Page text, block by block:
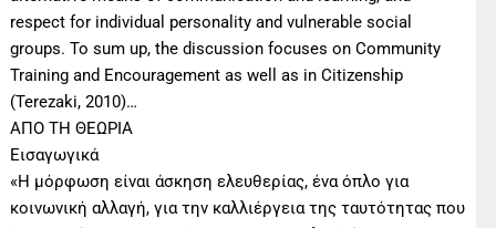
respect for individual personality and vulnerable social
groups. To sum up, the discussion focuses on Community
Training and Encouragement as well as in Citizenship
(Terezaki, 2010)…
ΑΠΟ ΤΗ ΘΕΩΡΙΑ
Εισαγωγικά
«Η μόρφωση είναι άσκηση ελευθερίας, ένα όπλο για
κοινωνική αλλαγή, για την καλλιέργεια της ταυτότητας που